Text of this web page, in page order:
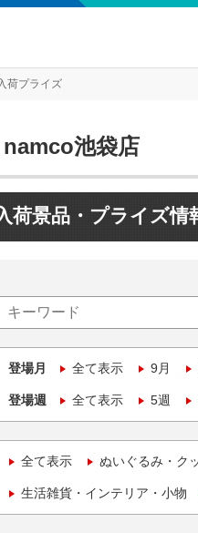
荷プライズ
namco池袋店
荷景品・プライズ情
登場月 全て表示 9月
登場週 全て表示 5週
全て表示 ぬいぐるみ・ク
生活雑貨・インテリア・小物